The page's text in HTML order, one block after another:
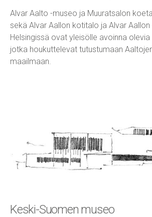
Alvar Aalto -museo ja Muuratsalon
sekä Alvar Aallon kotitalo ja Alvar Aallon
Helsingissä ovat yleisölle avoinna
jotka houkuttelevat tutustumaan
maailmaan.
Keski-Suomen museo